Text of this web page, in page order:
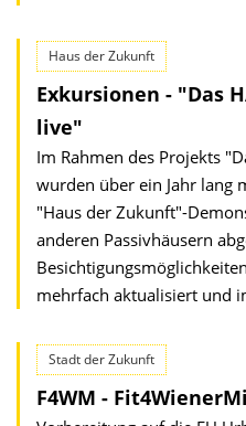
Haus der Zukunft
Exkursionen - "Das
live"
Im Rahmen des Projekts
wurden über ein Jahr lang
"Haus der Zukunft"-
anderen Passivhäusern
mehrfach aktualisiert und
Stadt der Zukunft
F4WM -